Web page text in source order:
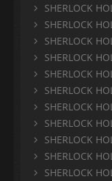
SHERLOCK
SHERLOCK
SHERLOCK
SHERLOCK
SHERLOCK
SHERLOCK
SHERLOCK
SHERLOCK
SHERLOCK
SHERLOCK
SHERLOCK